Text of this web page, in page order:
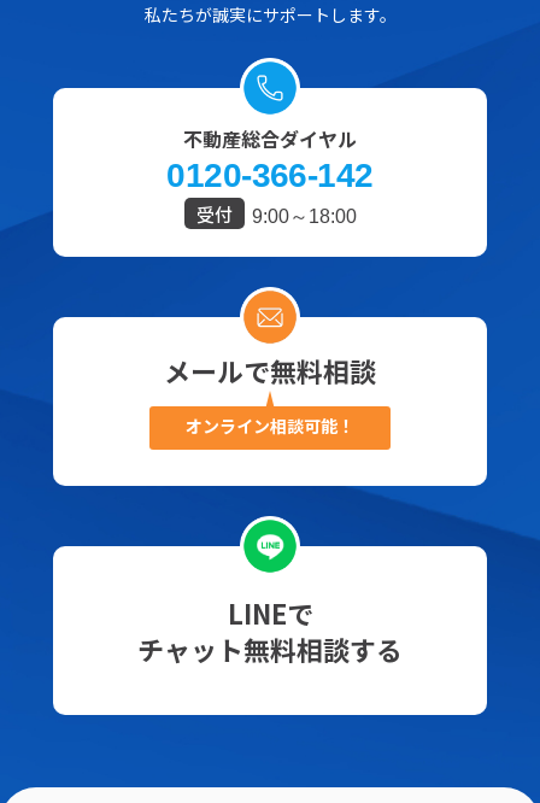
私たちが誠実にサポートします。
不動産総合ダイヤル
0120-366-142
受付 9:00～18:00
メールで無料相談
オンライン相談可能！
LINEで
チャット無料相談する